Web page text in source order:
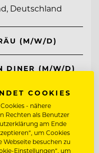
Deutschland
(M/W/D)
DINER (M/W/D)
COOKIES
- nähere
Rechten als Benutzer
am Ende
um Cookies
besuchen zu
Einstellungen“, um